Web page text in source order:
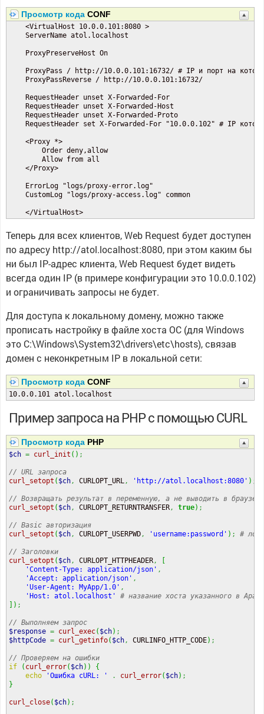
Просмотр кодаCONF
    <VirtualHost 10.0.0.101:8080 >
    ServerName atol.localhost
    ProxyPreserveHost On
ProxyPass / http://10.0.0.101:16732/ # IP и порт на
    ProxyPassReverse / http://10.0.0.101:16732/
    RequestHeader unset X-Forwarded-For
    RequestHeader unset X-Forwarded-Host
    RequestHeader unset X-Forwarded-Proto
RequestHeader set X-Forwarded-For "10.0.0.102" # IP
    <Proxy *>
        Order deny,allow
        Allow from all
    </Proxy>
    ErrorLog "logs/proxy-error.log"
    CustomLog "logs/proxy-access.log" common
    </VirtualHost>
Теперь для всех клиентов, Web Request будет доступен
по адресу http://atol.localhost:8080, при этом каким бы
ни был IP-адрес клиента, Web Request будет видеть
всегда один IP (в примере конфигурации это 10.0.0.102)
и ограничивать запросы не будет.
Для доступа к локальному домену, можно также
прописать настройку в файле хоста ОС (для Windows
это C:\Windows\System32\drivers\etc\hosts), связав
домен с неконкретным IP в локальной сети:
Просмотр кодаCONF
10.0.0.101 atol.localhost
Пример запроса на PHP с помощью CURL
Просмотр кодаPHP
$ch = curl_init ( ) ;
// URL запроса
curl_setopt ( $ch, CURLOPT_URL, 'http://atol.localhost:8080' ) ;
// Возвращать результат в переменную, а не выводить в браузер
curl_setopt ( $ch, CURLOPT_RETURNTRANSFER, true) ;
// Basic авторизация
curl_setopt ( $ch, CURLOPT_USERPWD, 'username:password' ) ;
// Заголовки
curl_setopt ( $ch, CURLOPT_HTTPHEADER,
'Content-Type: application/json' ,
'Accept: application/json' ,
'User-Agent: MyApp/1.0' ,
'Host: atol.localhost'
) ;
// Выполняем запрос
$response = curl_exec( $ch) ;
$httpCode = curl_getinfo( $ch, CURLINFO_HTTP_CODE) ;
// Проверяем на ошибки
if
( curl_error( $ch) )
{
echo
'Ошибка cURL: ' . curl_error( $ch) ;
}
curl_close( $ch) ;